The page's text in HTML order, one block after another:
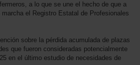
a lo que se une el hecho de que a
el Registro Estatal de Profesionales
sobre la pérdida acumulada de plazas
que fueron consideradas potencialmente
en el último estudio de necesidades de